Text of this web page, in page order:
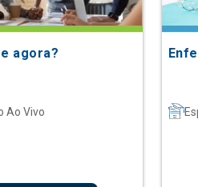
agora?
Ao Vivo